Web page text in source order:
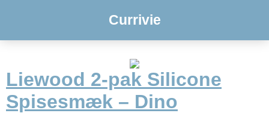
Currivie
Liewood 2-pak Silicone
Spisesmæk – Dino